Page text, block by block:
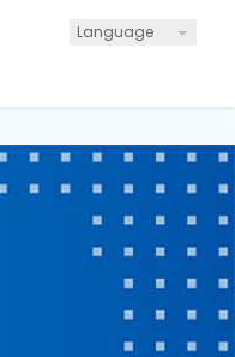
Language